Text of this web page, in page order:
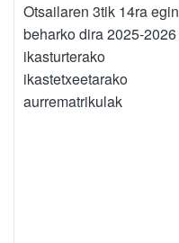
Otsailaren 3tik 14ra egin
beharko dira 2025-2026
ikasturterako
ikastetxeetarako
aurrematrikulak